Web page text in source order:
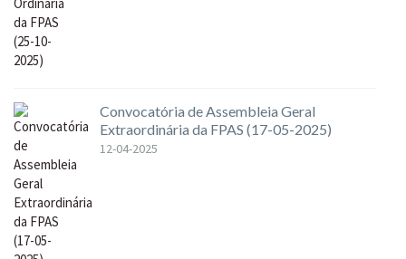
Convocatória de Assembleia Geral
Extraordinária da FPAS (17-05-2025)
12-04-2025